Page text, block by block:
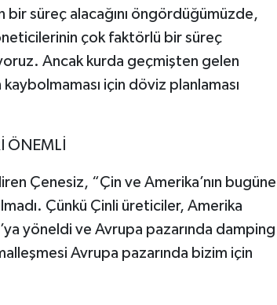
süreç alacağını öngördüğümüzde,
çok faktörlü bir süreç
Ancak kurda geçmişten gelen
için döviz planlaması
ÖNEMLİ
Çenesiz, “Çin ve Amerika’nın bugüne
Çünkü Çinli üreticiler, Amerika
yöneldi ve Avrupa pazarında damping
Avrupa pazarında bizim için